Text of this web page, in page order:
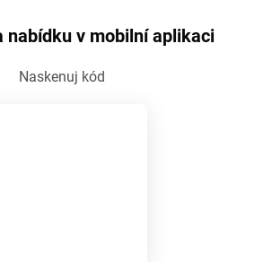
nabídku v mobilní aplikaci
Naskenuj kód